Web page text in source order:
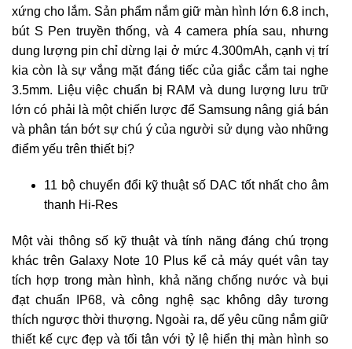
xứng cho lắm. Sản phẩm nắm giữ màn hình lớn 6.8 inch,
bút S Pen truyền thống, và 4 camera phía sau, nhưng
dung lượng pin chỉ dừng lại ở mức 4.300mAh, cạnh vị trí
kia còn là sự vắng mặt đáng tiếc của giắc cắm tai nghe
3.5mm. Liệu việc chuẩn bị RAM và dung lượng lưu trữ
lớn có phải là một chiến lược để Samsung nâng giá bán
và phân tán bớt sự chú ý của người sử dụng vào những
điểm yếu trên thiết bị?
11 bộ chuyển đổi kỹ thuật số DAC tốt nhất cho âm
thanh Hi-Res
Một vài thông số kỹ thuật và tính năng đáng chú trọng
khác trên Galaxy Note 10 Plus kể cả máy quét vân tay
tích hợp trong màn hình, khả năng chống nước và bụi
đạt chuẩn IP68, và công nghệ sạc không dây tương
thích ngược thời thượng. Ngoài ra, dế yêu cũng nắm giữ
thiết kế cực đẹp và tối tân với tỷ lệ hiển thị màn hình so